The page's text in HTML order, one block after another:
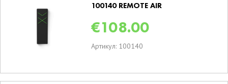
100140 REMOTE AIR
€108.00
Артикул: 100140